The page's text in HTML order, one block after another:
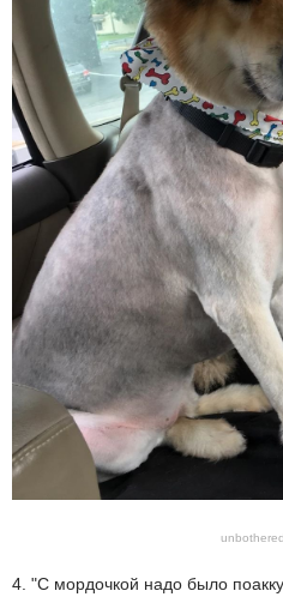
4. "С мордочкой надо было